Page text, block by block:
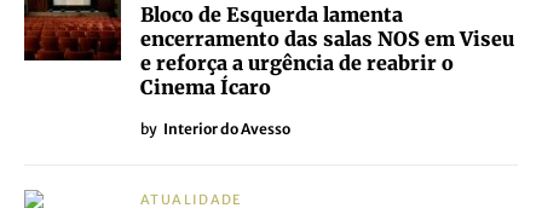
Bloco de Esquerda lamenta
encerramento das salas NOS em Viseu
e reforça a urgência de reabrir o
Cinema Ícaro
by Interior do Avesso
ATUALIDADE